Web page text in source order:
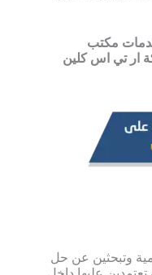
بخصم 20% على خدمات مكتب
ار تي اس كلين
وتبحثين عن حل